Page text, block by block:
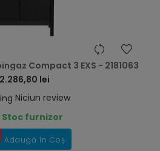
Compact 3 EXS - 2181063
2.286,80 lei
Niciun review
Stoc furnizor
Adaugă în Coș